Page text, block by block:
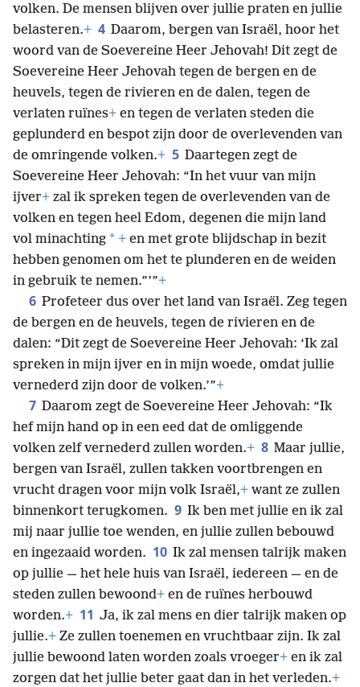
volken. De mensen blijven over jullie praten en jullie
belasteren.+ 4 Daarom, bergen van Israël, hoor het
woord van de Soevereine Heer Jehovah! Dit zegt de
Soevereine Heer Jehovah tegen de bergen en de
heuvels, tegen de rivieren en de dalen, tegen de
verlaten ruïnes+ en tegen de verlaten steden die
geplunderd en bespot zijn door de overlevenden van
de omringende volken.+ 5 Daartegen zegt de
Soevereine Heer Jehovah: “In het vuur van mijn
ijver+ zal ik spreken tegen de overlevenden van de
volken en tegen heel Edom, degenen die mijn land
vol minachting * + en met grote blijdschap in bezit
hebben genomen om het te plunderen en de weiden
in gebruik te nemen.”’”+
6 Profeteer dus over het land van Israël. Zeg tegen
de bergen en de heuvels, tegen de rivieren en de
dalen: “Dit zegt de Soevereine Heer Jehovah: ‘Ik zal
spreken in mijn ijver en in mijn woede, omdat jullie
vernederd zijn door de volken.’”+
7 Daarom zegt de Soevereine Heer Jehovah: “Ik
hef mijn hand op in een eed dat de omliggende
volken zelf vernederd zullen worden.+ 8 Maar jullie,
bergen van Israël, zullen takken voortbrengen en
vrucht dragen voor mijn volk Israël,+ want ze zullen
binnenkort terugkomen. 9 Ik ben met jullie en ik zal
mij naar jullie toe wenden, en jullie zullen bebouwd
en ingezaaid worden. 10 Ik zal mensen talrijk maken
op jullie — het hele huis van Israël, iedereen — en de
steden zullen bewoond+ en de ruïnes herbouwd
worden.+ 11 Ja, ik zal mens en dier talrijk maken op
jullie.+ Ze zullen toenemen en vruchtbaar zijn. Ik zal
jullie bewoond laten worden zoals vroeger+ en ik zal
zorgen dat het jullie beter gaat dan in het verleden.+